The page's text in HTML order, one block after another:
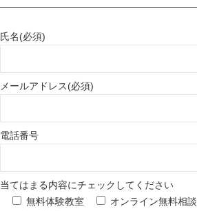
氏名(必須)
メールアドレス(必須)
電話番号
当てはまる内容にチェックしてください
無料体験教室
オンライン無料相談